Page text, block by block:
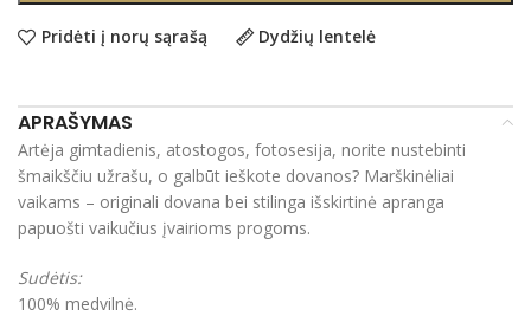
Pridėti į norų sąrašą Dydžių lentelė
APRAŠYMAS
Artėja gimtadienis, atostogos, fotosesija, norite nustebinti
šmaikščiu užrašu, o galbūt ieškote dovanos? Marškinėliai
vaikams – originali dovana bei stilinga išskirtinė apranga
papuošti vaikučius įvairioms progoms.
Sudėtis:
100% medvilnė.